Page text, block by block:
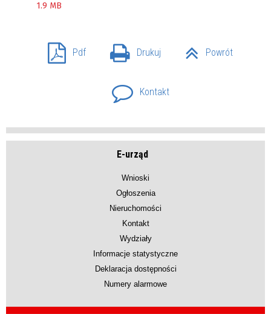
1.9 MB
Pdf Drukuj Powrót
Kontakt
E-urząd
Wnioski
Ogłoszenia
Nieruchomości
Kontakt
Wydziały
Informacje statystyczne
Deklaracja dostępności
Numery alarmowe